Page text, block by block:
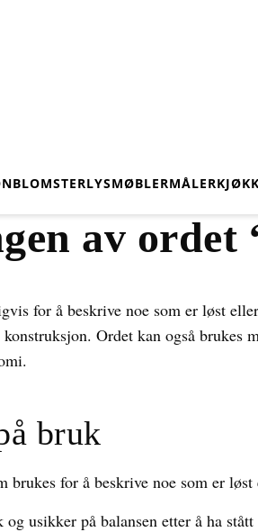
BLOMSTERLYSMØBLERMÅLER
av ordet
for å beskrive noe som er løst
Ordet kan også
bruk
brukes for å beskrive noe som er
usikker på balansen etter å ha